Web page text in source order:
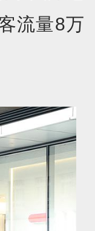
流量8万